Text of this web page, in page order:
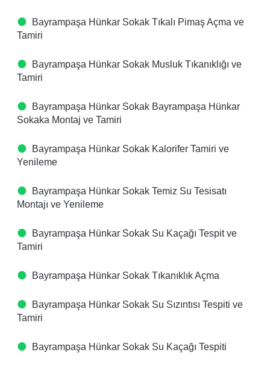
Bayrampaşa Hünkar Sokak Tıkalı Pimaş Açma ve
Tamiri
Bayrampaşa Hünkar Sokak Musluk Tıkanıklığı ve
Tamiri
Bayrampaşa Hünkar Sokak Bayrampaşa Hünkar
Sokaka Montaj ve Tamiri
Bayrampaşa Hünkar Sokak Kalorifer Tamiri ve
Yenileme
Bayrampaşa Hünkar Sokak Temiz Su Tesisatı
Montajı ve Yenileme
Bayrampaşa Hünkar Sokak Su Kaçağı Tespit ve
Tamiri
Bayrampaşa Hünkar Sokak Tıkanıklık Açma
Bayrampaşa Hünkar Sokak Su Sızıntısı Tespiti ve
Tamiri
Bayrampaşa Hünkar Sokak Su Kaçağı Tespiti